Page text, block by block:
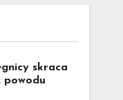
skraca
powodu